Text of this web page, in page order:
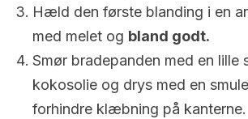
Hæld den første blanding i en
med melet og bland godt.
Smør bradepanden med en lille
kokosolie og drys med en
forhindre klæbning på kanterne.